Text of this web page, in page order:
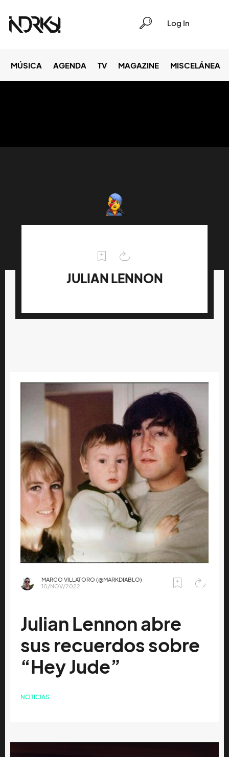
Log In
MÚSICA AGENDA TV MAGAZINE MISCELÁNEA
JULIAN LENNON
MARCO VILLATORO (@MARKDIABLO)
10/NOV/2022
Julian Lennon abre
sus recuerdos sobre
“Hey Jude”
NOTICIAS